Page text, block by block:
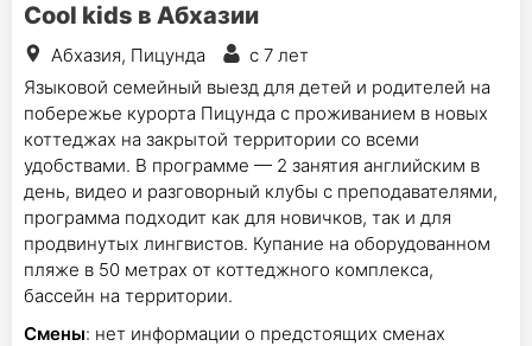
Cool kids в Абхазии
Абхазия, Пицунда
с 7 лет
Языковой семейный выезд для детей и родителей на
побережье курорта Пицунда с проживанием в новых
коттеджах на закрытой территории со всеми
удобствами. В программе — 2 занятия английским в
день, видео и разговорный клубы с преподавателями,
программа подходит как для новичков, так и для
продвинутых лингвистов. Купание на оборудованном
пляже в 50 метрах от коттеджного комплекса,
бассейн на территории.
Смены: нет информации о предстоящих сменах